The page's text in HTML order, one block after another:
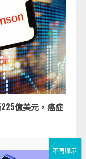
億美元，癌症